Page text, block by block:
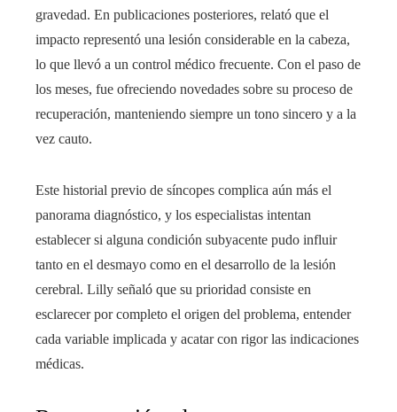
gravedad. En publicaciones posteriores, relató que el
impacto representó una lesión considerable en la cabeza,
lo que llevó a un control médico frecuente. Con el paso de
los meses, fue ofreciendo novedades sobre su proceso de
recuperación, manteniendo siempre un tono sincero y a la
vez cauto.
Este historial previo de síncopes complica aún más el
panorama diagnóstico, y los especialistas intentan
establecer si alguna condición subyacente pudo influir
tanto en el desmayo como en el desarrollo de la lesión
cerebral. Lilly señaló que su prioridad consiste en
esclarecer por completo el origen del problema, entender
cada variable implicada y acatar con rigor las indicaciones
médicas.